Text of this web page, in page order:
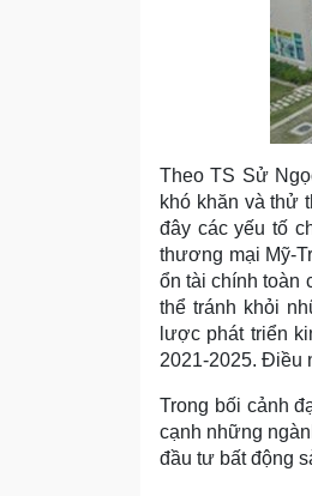
Theo TS Sử
khó khăn và thử
đây các yếu tố
thương mại Mỹ-
ổn tài chính toàn
thể tránh khỏi
lược phát triển
2021-2025. Điều
Trong bối cảnh
cạnh những
đầu tư bất động